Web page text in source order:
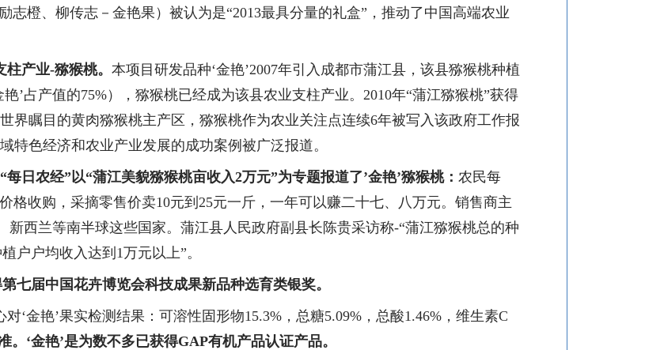
志橙、柳传志－金艳果）被认为是“2013最具分量的礼盒”，推动了中国高端农业
柱产业-猕猴桃。 本项目研发品种‘金艳’2007年引入成都市蒲江县，该县猕猴桃种植
艳’占产值的75%），猕猴桃已经成为该县农业支柱产业。 2010年“蒲江猕猴桃”获得
界瞩目的黄肉猕猴桃主产区，猕猴桃作为农业关注点连续6年被写入该政府工作报
特色经济和农业产业发展的成功案例被广泛报道。
每日农经”以“蒲江美貌猕猴桃亩收入2万元”为专题报道了’金艳’猕猴桃： 农民每
格收购，采摘零售价卖10元到 25元一斤，一年可以赚二十七、八万元。销售商主
新西兰等南半球这些国家。蒲江县人民政府副县长陈贵采访称-“蒲江猕猴桃总的种
植户户均收入达到 1万元以上”。
七届中国花卉博览会科技成果新品种选育类银奖。
‘金艳’果实检测结果： 可溶性固形物15.3% ，总糖5.09% ，总酸1.46% ，维生素C
。‘金艳’是为数不多已获得GAP有机产品认证产品。